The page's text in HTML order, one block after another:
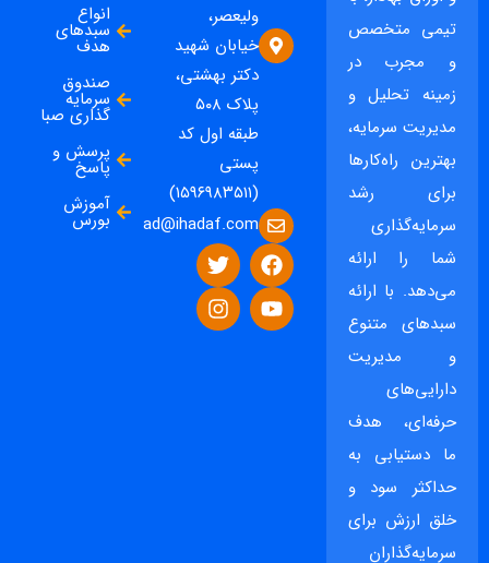
تیمی متخصص
و مجرب در
زمینه تحلیل و
مدیریت سرمایه،
بهترین راه‌کارها
برای رشد
سرمایه‌گذاری
شما را ارائه
می‌دهد. با ارائه
سبدهای متنوع
و مدیریت
دارایی‌های
حرفه‌ای، هدف
ما دستیابی به
حداکثر سود و
خلق ارزش برای
سرمایه‌گذاران
ولیعصر،
خیابان شهید
دکتر بهشتی،
پلاک ۵۰۸
طبقه اول کد
پستی
(۱۵۹۶۹۸۳۵۱۱)
ad@ihadaf.com
انواع
سبدهای
هدف
صندوق
سرمایه
گذاری صبا
پرسش و
پاسخ
آموزش
بورس